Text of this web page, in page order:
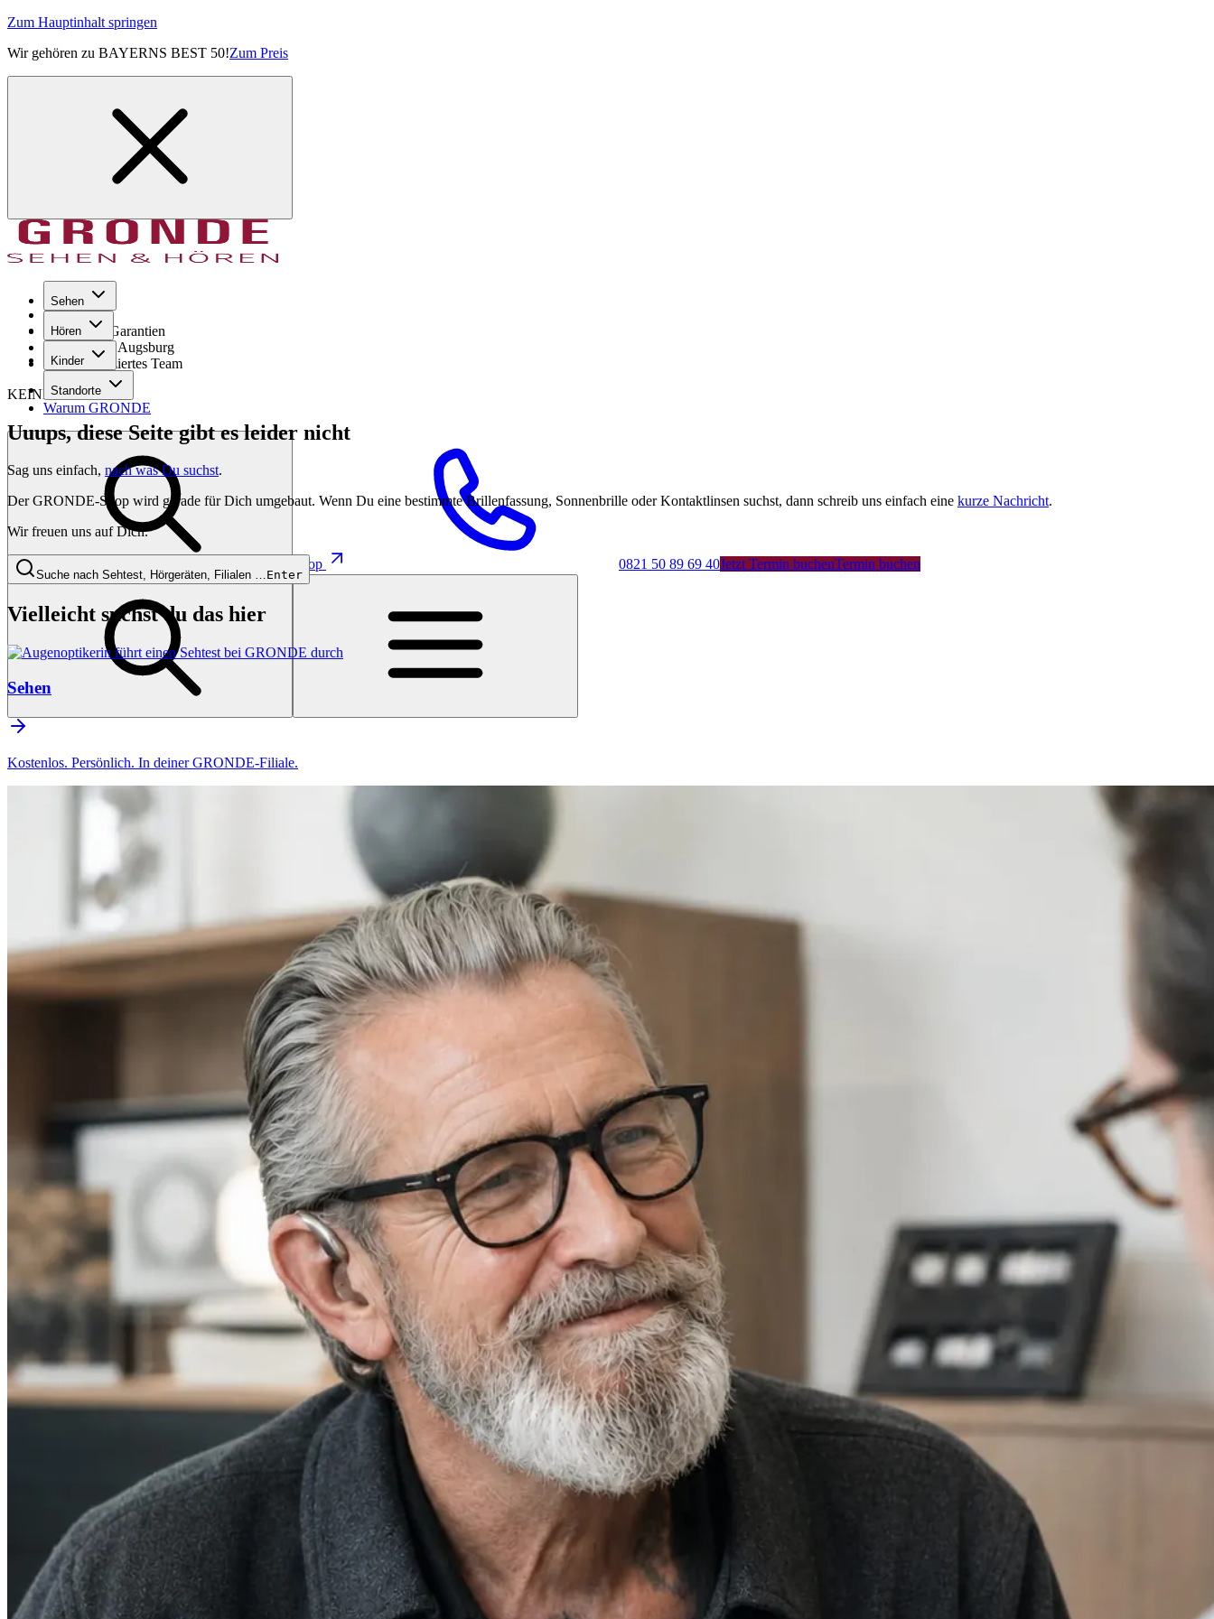
Zum Hauptinhalt springen
Wir gehören zu BAYERNS BEST 50!Zum Preis
Sehen
Hören
Kinder
Standorte
Warum GRONDE
Shop 0821 50 89 69 40Jetzt Termin buchenTermin buchen
Seit 1971
GRONDE Garantien
8× im Raum Augsburg
Hochqualifiziertes Team
KEINE SORGE!
Uuups, diese Seite gibt es leider nicht
Sag uns einfach, nach was Du suchst.
Der GRONDE-Shop wird gerade für Dich umgebaut. Wenn Du eine bestimmte Brillenfassung, Sonnenbrille oder Kontaktlinsen suchst, dann schreib uns einfach eine kurze Nachricht.
Wir freuen uns auf Dich.
Suche nach Sehtest, Hörgeräten, Filialen …Enter
Vielleicht suchst du das hier
Sehen
Kostenlos. Persönlich. In deiner GRONDE-Filiale.